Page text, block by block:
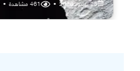
25 يوليو، 2026 •
461مشاهدة •